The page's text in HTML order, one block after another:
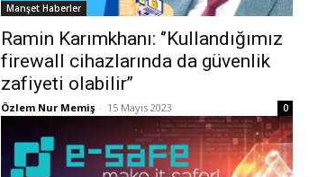
Manşet Haberler
Ramin Karımkhanı: ‘’Kullandığımız
firewall cihazlarında da güvenlik
zafiyeti olabilir’’
Özlem Nur Memiş - 15 Mayıs 2023 0